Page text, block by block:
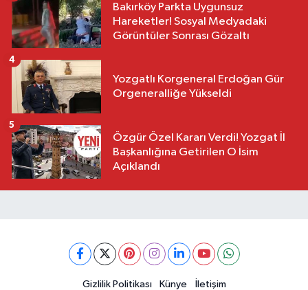
Bakırköy Parkta Uygunsuz
Hareketler! Sosyal Medyadaki
Görüntüler Sonrası Gözaltı
Yozgatlı Korgeneral Erdoğan Gür
Orgeneralliğe Yükseldi
4
Özgür Özel Kararı Verdi! Yozgat İl
Başkanlığına Getirilen O İsim
Açıklandı
5
Gizlilik Politikası Künye İletişim